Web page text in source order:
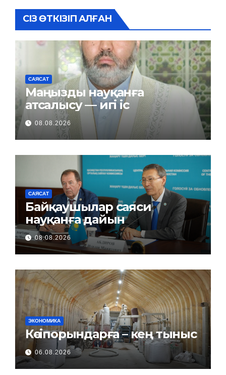
СІЗ ӨТКІЗІП АЛҒАН
САЯСАТ
Маңызды науқанға
атсалысу — игі іс
08.08.2026
САЯСАТ
Байқаушылар саяси
науқанға дайын
08.08.2026
ЭКОНОМИКА
Кәсіпорындарға – кең тыныс
06.08.2026